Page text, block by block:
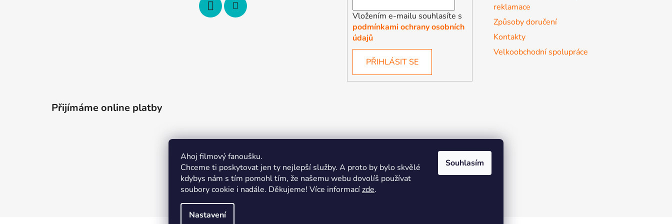
Ahoj filmový fanoušku.
Chceme ti poskytovat jen ty nejlepší služby. A proto by bylo skvělé
kdybys nám s tím pomohl tím, že našemu webu dovolíš používat
soubory cookie i nadále. Děkujeme! Více informacízde.
Nastavení
Souhlasím
Vložením e-mailu souhlasíte s
podmínkami ochrany osobních
údajů
PŘIHLÁSIT SE
reklamace
Způsoby doručení
Kontakty
Velkoobchodní spolupráce
Přijímáme online platby
Merchion | Pořiďte si vlastní merch Midnight Gear | Ride the night, wear the soul